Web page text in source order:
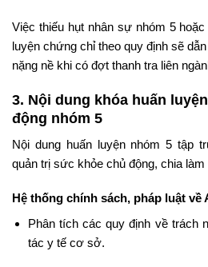
Việc thiếu hụt nhân sự nhóm 5
luyện chứng chỉ theo quy định sẽ
nặng nề khi có đợt thanh tra liên
3. Nội dung khóa huấn
động nhóm 5
Nội dung huấn luyện nhóm 5 tập
quản trị sức khỏe chủ động, chia làm
Hệ thống chính sách, pháp luật về
Phân tích các quy định về trách
tác y tế cơ sở.